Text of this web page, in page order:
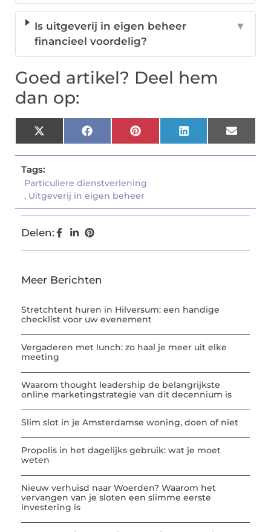
Is uitgeverij in eigen beheer
financieel voordelig?
▼
Goed artikel? Deel hem
dan op:
X
(Twitter)
FacebookPinterestLinkedInEmail
Tags:
Particuliere dienstverlening
, Uitgeverij in eigen beheer
Delen:
Meer Berichten
Stretchtent huren in Hilversum: een handige
checklist voor uw evenement
Vergaderen met lunch: zo haal je meer uit elke
meeting
Waarom thought leadership de belangrijkste
online marketingstrategie van dit decennium is
Slim slot in je Amsterdamse woning, doen of niet
Propolis in het dagelijks gebruik: wat je moet
weten
Nieuw verhuisd naar Woerden? Waarom het
vervangen van je sloten een slimme eerste
investering is